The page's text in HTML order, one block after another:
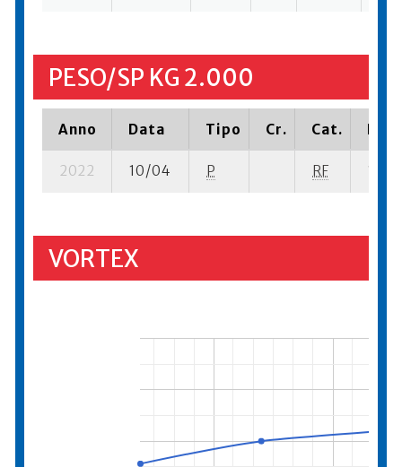
PESO/SP KG 2.000
Anno Data Tipo Cr. Cat.
2022 10/04 P RF 10
VORTEX